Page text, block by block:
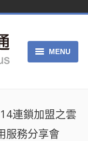
MENU
連鎖加盟之雲
服務分享會